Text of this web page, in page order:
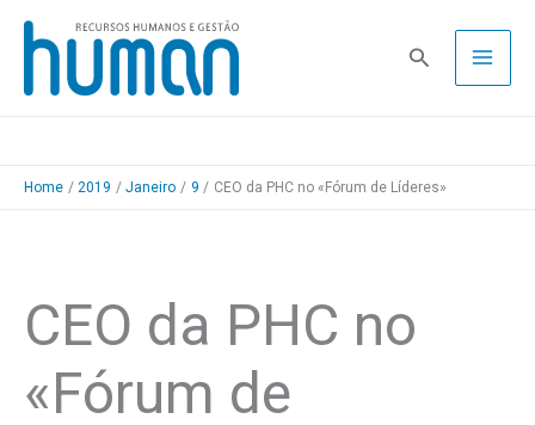
Skip
content
Pesquisa
Home 2019 Janeiro 9 CEO da PHC no «Fórum de Líderes»
CEO da PHC no
«Fórum de